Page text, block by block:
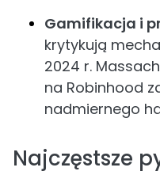
Gamifikacja i
krytykują
2024 r.
na Robinhood
nadmiernego
Najczęstsze